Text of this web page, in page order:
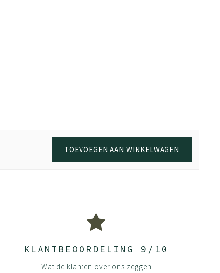
TOEVOEGEN AAN WINKELWAGEN
KLANTBEOORDELING 9/10
Wat de klanten over ons zeggen